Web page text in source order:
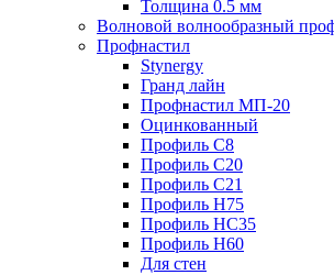
Толщина 0.5 мм
Волновой волнообразный
Профнастил
Stynergy
Гранд лайн
Профнастил МП-20
Оцинкованный
Профиль С8
Профиль С20
Профиль С21
Профиль Н75
Профиль НС35
Профиль Н60
Для стен